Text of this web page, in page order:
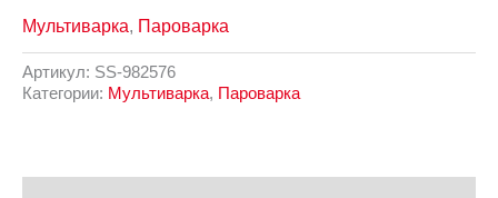
Мультиварка, Пароварка
Артикул: SS-982576
Категории: Мультиварка, Пароварка